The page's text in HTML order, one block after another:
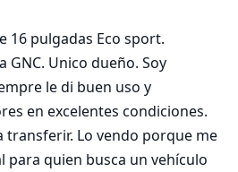
16 pulgadas Eco sport.
GNC. Unico dueño. Soy
le di buen uso y
en excelentes condiciones.
transferir. Lo vendo porque me
quien busca un vehículo